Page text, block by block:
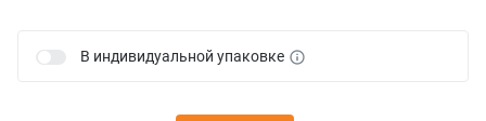
В индивидуальной упаковке